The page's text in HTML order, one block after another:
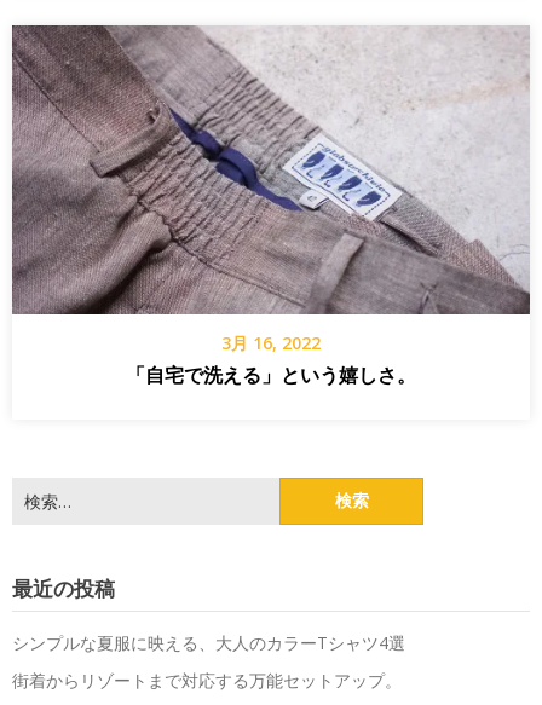
3月 16, 2022
「自宅で洗える」という嬉しさ。
検
索:
最近の投稿
シンプルな夏服に映える、大人のカラーTシャツ4選
街着からリゾートまで対応する万能セットアップ。